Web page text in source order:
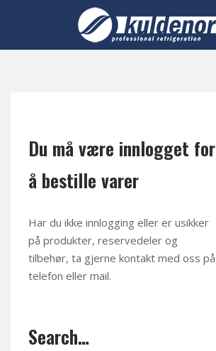
Du må være innlogget for
å bestille varer
Har du ikke innlogging eller er usikker
på produkter, reservedeler og
tilbehør, ta gjerne kontakt med oss på
telefon eller mail.
Search…